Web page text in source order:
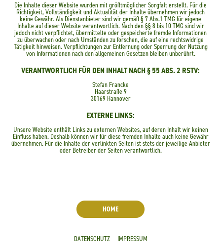
Die Inhalte dieser Website wurden mit größtmöglicher Sorgfalt erstellt. Für die
Richtigkeit, Vollständigkeit und Aktualität der Inhalte übernehmen wir jedoch
keine Gewähr. Als Dienstanbieter sind wir gemäß § 7 Abs.1 TMG für eigene
Inhalte auf dieser Website verantwortlich. Nach den §§ 8 bis 10 TMG sind wir
jedoch nicht verpflichtet, übermittelte oder gespeicherte fremde Informationen
zu überwachen oder nach Umständen zu forschen, die auf eine rechtswidrige
Tätigkeit hinweisen. Verpflichtungen zur Entfernung oder Sperrung der Nutzung
von Informationen nach den allgemeinen Gesetzen bleiben unberührt.
VERANTWORTLICH FÜR DEN INHALT NACH § 55 ABS. 2 RSTV:
Stefan Francke
Haarstraße 9
30169 Hannover
EXTERNE LINKS:
Unsere Website enthält Links zu externen Websites, auf deren Inhalt wir keinen
Einfluss haben. Deshalb können wir für diese fremden Inhalte auch keine Gewähr
übernehmen. Für die Inhalte der verlinkten Seiten ist stets der jeweilige Anbieter
oder Betreiber der Seiten verantwortlich.
HOME
DATENSCHUTZ IMPRESSUM